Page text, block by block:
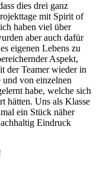
dies drei ganz
mit Spirit of
haben viel über
aber auch dafür
eigenen Lebens zu
Aspekt,
der Teamer wieder in
von einzelnen
habe, welche sich
hätten. Uns als Klasse
ein Stück näher
Eindruck